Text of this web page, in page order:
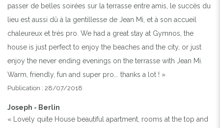
passer de belles soirées sur la terrasse entre amis, le succès du
lieu est aussi dû à la gentillesse de Jean Mi, et à son accueil
chaleureux et très pro. We had a great stay at Gymnos, the
house is just perfect to enjoy the beaches and the city, or just
enjoy the never ending evenings on the terrasse with Jean Mi.
Warm, friendly, fun and super pro... thanks a lot ! »
Publication : 28/07/2018
Joseph - Berlin
« Lovely quite House beautiful apartment, rooms at the top and